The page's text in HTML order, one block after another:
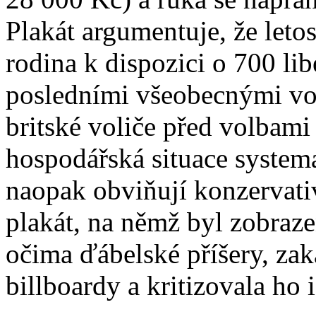
Plakát argumentuje, že
rodina k dispozici o 700
posledními všeobecnými
britské voliče před
hospodářská situace
naopak obviňují
plakát, na němž byl
očima ďábelské příšery,
billboardy a kritizovala ho